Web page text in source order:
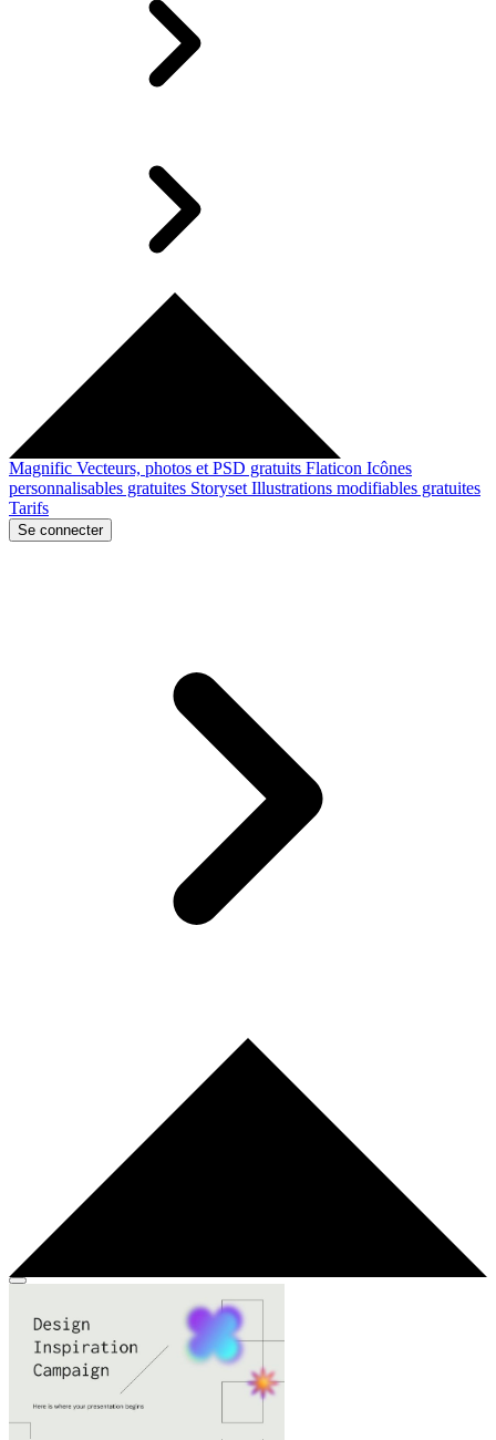
Magnific Vecteurs, photos et PSD gratuits Flaticon Icônes
personnalisables gratuites Storyset Illustrations modifiables gratuites
Tarifs
Se connecter